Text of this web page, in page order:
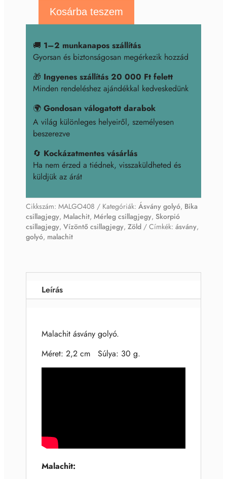
Malachit
mennyiség
Kosárba teszem
🚚 1–2 munkanapos szállítás
Gyorsan és biztonságosan megérkezik hozzád
🎁 Ingyenes szállítás 20 000 Ft felett
Minden rendeléshez ajándékkal kedveskedünk
🌍Gondosan válogatott darabok
A világ különleges helyeiről, személyesen
beszerezve
🔄 Kockázatmentes vásárlás
Ha nem érzed a tiédnek, visszaküldheted és
küldjük az árát
Cikkszám:MALGO408 Kategóriák:Ásvány golyó, Bika
csillagjegy,Malachit,Mérleg csillagjegy,Skorpió
csillagjegy,Vízöntő csillagjegy,Zöld Címkék:ásvány,
golyó, malachit
Leírás
Malachit ásvány golyó.
Méret: 2,2 cm Súlya: 30 g.
Malachit: